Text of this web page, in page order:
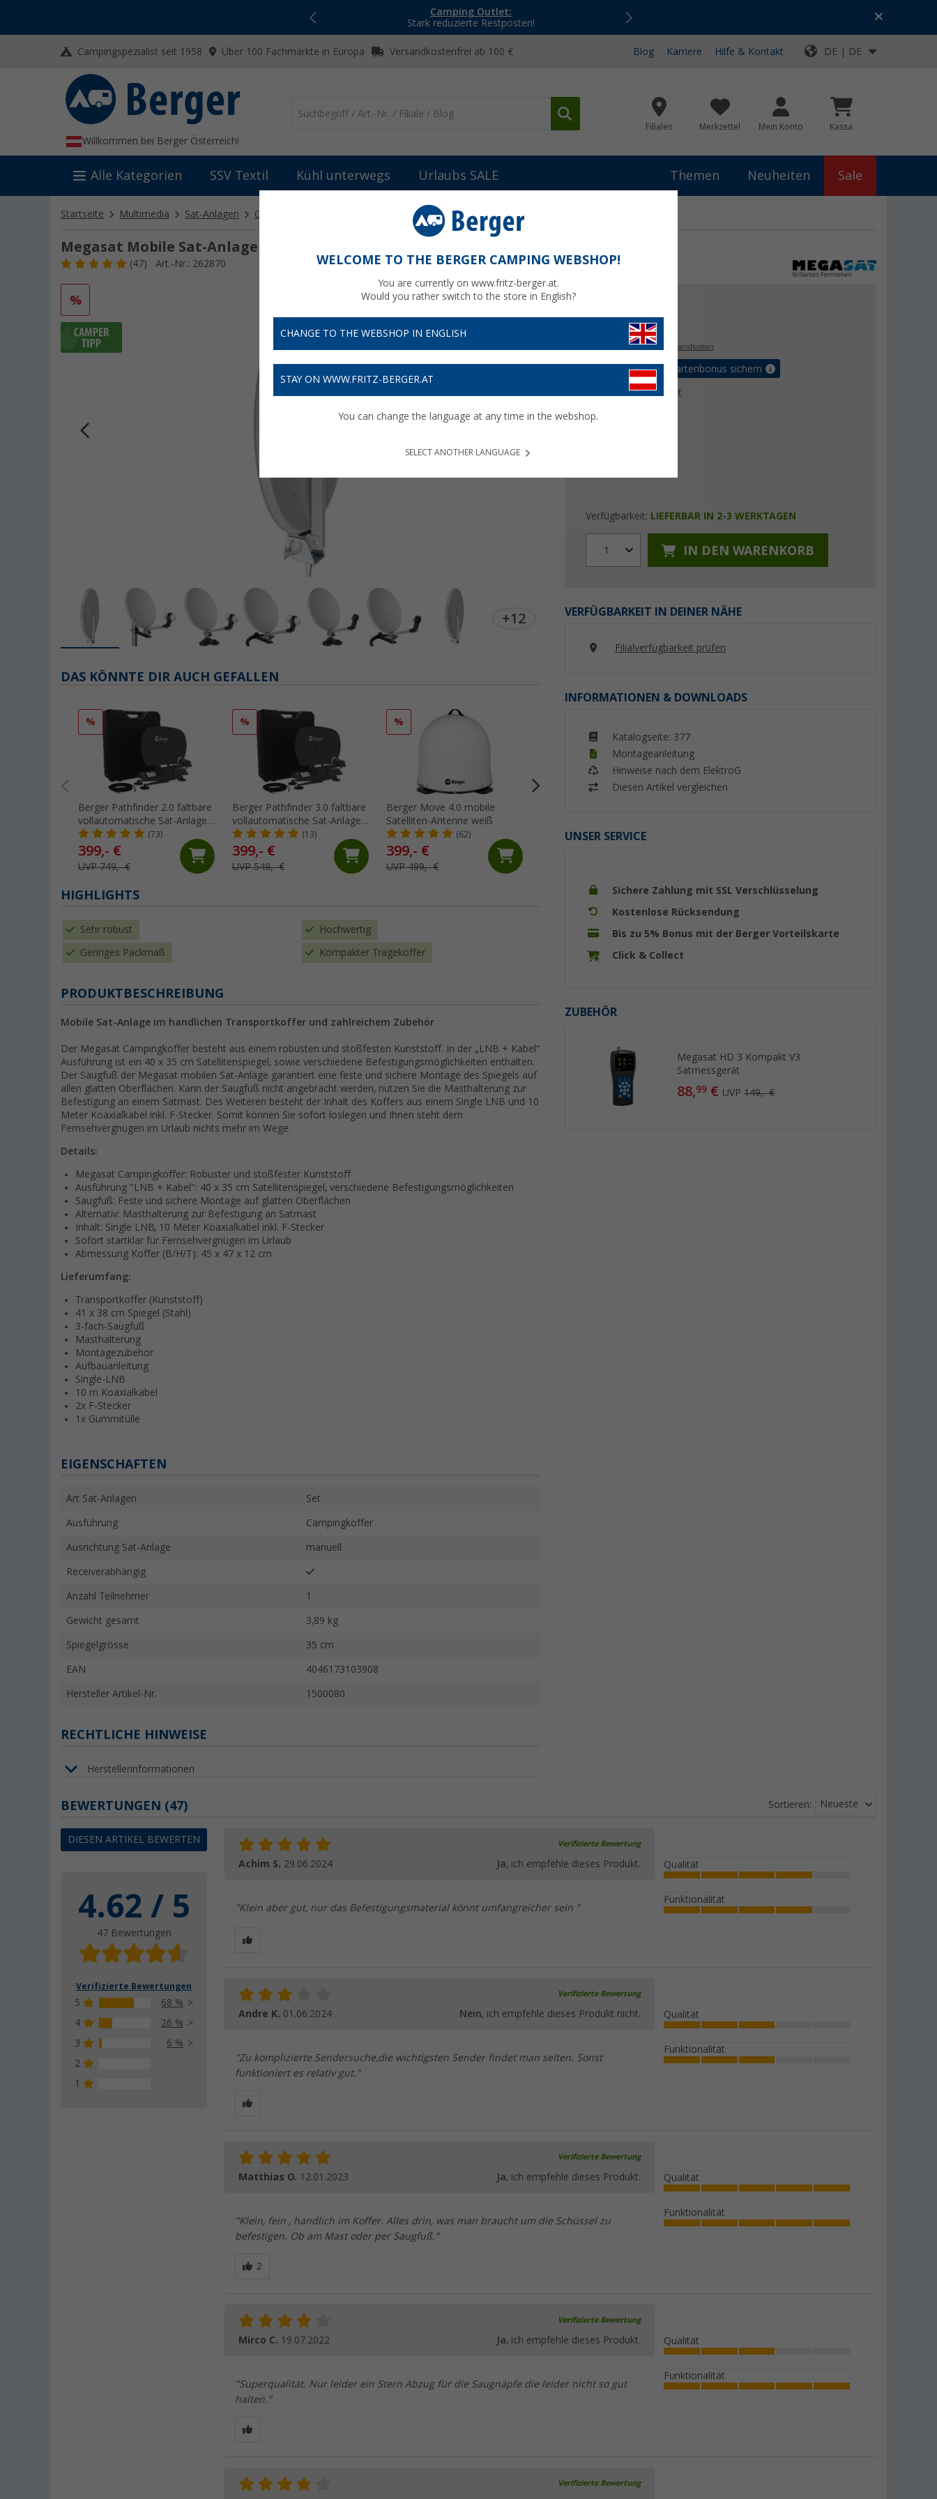
Camping Outlet:
Stark reduzierte Restposten!
Top-Deals für dein Abenteuer!
Campingspezialist seit 1958 Über 100 Fachmärkte in Europa Versandkostenfrei ab 100 € Blog Karriere Hilfe & Kontakt DE | DE
Willkommen bei Berger Österreich!
Filialen Merkzettel Mein Konto Kassa
Alle Kategorien SSV Textil Kühl unterwegs Urlaubs SALE Themen Neuheiten Sale
Startseite Multimedia Sat-Anlagen Camping-Sat-Anlagen Megasat Mobile Sat-Anlage mit Campingkoffer
Megasat Mobile Sat-Anlage mit Campingkoffer
(47) Art.-Nr.: 262870
+12
%
43,99€
Preise inkl. MwSt.,zzgl. Versandkosten
Bis zu 5% Vorteilskartenbonus sichern
Produktdatenblatt
Verfügbarkeit: LIEFERBAR IN 2-3 WERKTAGEN
1 IN DEN WARENKORB
VERFÜGBARKEIT IN DEINER NÄHE
Filialverfügbarkeit prüfen
INFORMATIONEN & DOWNLOADS
Katalogseite: 377
Montageanleitung
Hinweise nach dem ElektroG
Diesen Artikel vergleichen
UNSER SERVICE
Sichere Zahlung mit SSL Verschlüsselung
Kostenlose Rücksendung
Bis zu 5% Bonus mit der Berger Vorteilskarte
Click & Collect
ZUBEHÖR
Megasat HD 3 Kompakt V3
Satmessgerät
88,99 € UVP149,- €
DAS KÖNNTE DIR AUCH GEFALLEN
%
Berger Pathfinder 2.0 faltbare
vollautomatische Sat-Anlage
Grau
(73)
399,- €
UVP 749,- €
%
Berger Pathfinder 3.0 faltbare
vollautomatische Sat-Anlage
graphit
(13)
399,- €
UVP 549,- €
%
Berger Move 4.0 mobile
Satelliten-Antenne weiß
(62)
399,- €
UVP 499,- €
Campingkoffer (19)
HIGHLIGHTS
Sehr robust Hochwertig
Geringes Packmaß Kompakter Tragekoffer
PRODUKTBESCHREIBUNG
Mobile Sat-Anlage im handlichen Transportkoffer und zahlreichem Zubehör
Der Megasat Campingkoffer besteht aus einem robusten und stoßfesten Kunststoff. In der „LNB + Kabel“
Ausführung ist ein 40 x 35 cm Satellitenspiegel, sowie verschiedene Befestigungsmöglichkeiten enthalten.
Der Saugfuß der Megasat mobilen Sat-Anlage garantiert eine feste und sichere Montage des Spiegels auf
allen glatten Oberflächen. Kann der Saugfuß nicht angebracht werden, nutzen Sie die Masthalterung zur
Befestigung an einem Satmast. Des Weiteren besteht der Inhalt des Koffers aus einem Single LNB und 10
Meter Koaxialkabel inkl. F-Stecker. Somit können Sie sofort loslegen und Ihnen steht dem
Fernsehvergnügen im Urlaub nichts mehr im Wege.
Details:
Megasat Campingkoffer: Robuster und stoßfester Kunststoff
Ausführung "LNB + Kabel": 40 x 35 cm Satellitenspiegel, verschiedene Befestigungsmöglichkeiten
Saugfuß: Feste und sichere Montage auf glatten Oberflächen
Alternativ: Masthalterung zur Befestigung an Satmast
Inhalt: Single LNB, 10 Meter Koaxialkabel inkl. F-Stecker
Sofort startklar für Fernsehvergnügen im Urlaub
Abmessung Koffer (B/H/T): 45 x 47 x 12 cm
Lieferumfang:
Transportkoffer (Kunststoff)
41 x 38 cm Spiegel (Stahl)
3-fach-Saugfuß
Masthalterung
Montagezubehör
Aufbauanleitung
Single-LNB
10 m Koaxialkabel
2x F-Stecker
1x Gummitülle
EIGENSCHAFTEN
Art Sat-Anlagen Set
Ausführung Campingkoffer
Ausrichtung Sat-Anlage manuell
Receiverabhängig
Anzahl Teilnehmer 1
Gewicht gesamt 3,89 kg
Spiegelgrösse 35 cm
EAN 4046173103908
Hersteller Artikel-Nr. 1500080
RECHTLICHE HINWEISE
Herstellerinformationen
BEWERTUNGEN (47)
DIESEN ARTIKEL BEWERTEN
4.62 / 5
47 Bewertungen
Verifizierte Bewertungen
5
68 %
4
26 %
3
6 %
2
1
Sortieren: Neueste
Verifizierte Bewertung
Achim S. 29.06.2024 Ja, ich empfehle dieses Produkt.
"Klein aber gut, nur das Befestigungsmaterial könnt umfangreicher sein "
Qualität
Funktionalität
Verifizierte Bewertung
Andre K. 01.06.2024 Nein, ich empfehle dieses Produkt nicht.
"Zu komplizierte Sendersuche,die wichtigsten Sender findet man selten. Sonst
funktioniert es relativ gut."
Qualität
Funktionalität
Verifizierte Bewertung
Matthias O. 12.01.2023 Ja, ich empfehle dieses Produkt.
"Klein, fein , handlich im Koffer. Alles drin, was man braucht um die Schüssel zu
befestigen. Ob am Mast oder per Saugfuß."
Qualität
Funktionalität
Verifizierte Bewertung
Mirco C. 19.07.2022 Ja, ich empfehle dieses Produkt.
"Superqualität. Nur leider ein Stern Abzug für die Saugnäpfe die leider nicht so gut
halten."
Qualität
Funktionalität
Verifizierte Bewertung
WELCOME TO THE BERGER CAMPING WEBSHOP!
You are currently on www.fritz-berger.at.
Would you rather switch to the store in English?
CHANGE TO THE WEBSHOP IN ENGLISH
STAY ON WWW.FRITZ-BERGER.AT
You can change the language at any time in the webshop.
SELECT ANOTHER LANGUAGE